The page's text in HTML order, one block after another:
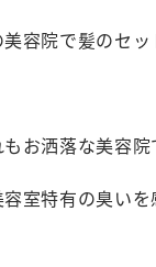
容院で髪のセッ
お洒落な美容院
室特有の臭いを